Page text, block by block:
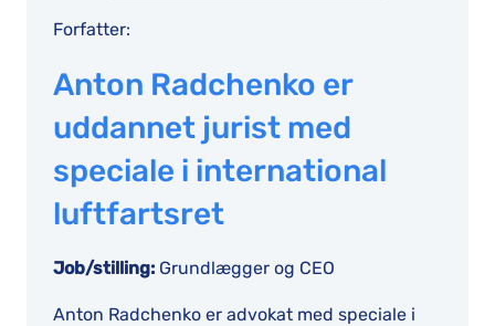
Forfatter:
Anton Radchenko er
uddannet jurist med
speciale i international
luftfartsret
Job/stilling: Grundlægger og CEO
Anton Radchenko er advokat med speciale i